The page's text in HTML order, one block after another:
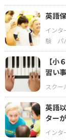
英語
インタ
験
パ
【小
習い
スクー
英語
ター
インタ